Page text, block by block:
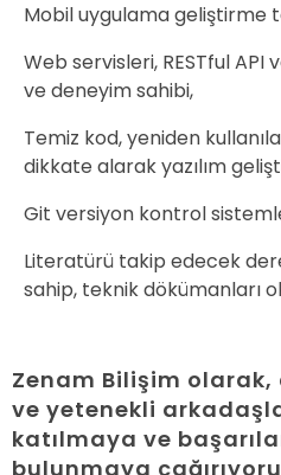
Mobil uygulama geliştirme
Web servisleri, RESTful API
ve deneyim sahibi,
Temiz kod, yeniden
dikkate alarak yazılım
Git versiyon kontrol
Literatürü takip edecek
sahip, teknik dökümanları
Zenam Bilişim
ve yetenekli
katılmaya ve
bulunmaya